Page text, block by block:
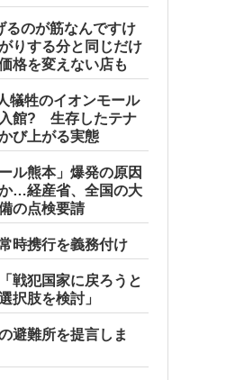
るのが筋なんですけ
りする分と同じだけ
格を変えない店も
犠牲のイオンモール
館? 生存したテナ
び上がる実態
ル熊本」爆発の原因
…経産省、全国の大
の点検要請
時携行を義務付け
戦犯国家に戻ろうと
択肢を検討」
避難所を提言しま